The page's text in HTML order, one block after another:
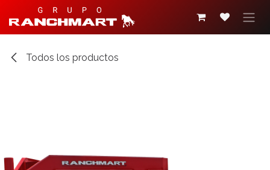
Ir al contenido
Todos los productos